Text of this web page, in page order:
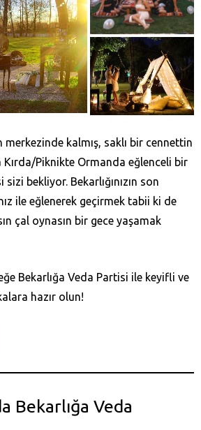
kalmış, saklı bir cennettin
Kırda/Piknikte Ormanda eğlenceli bir
bekliyor. Bekarlığınızın son
ile eğlenerek geçirmek tabii ki de
çal oynasın bir gece yaşamak
Bekarlığa Veda Partisi ile keyifli ve
hazır olun!
Bekarlığa Veda